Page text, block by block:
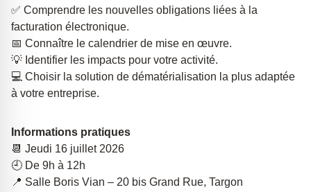
✅ Comprendre les nouvelles obligations liées à la
facturation électronique.
📅 Connaître le calendrier de mise en œuvre.
💡 Identifier les impacts pour votre activité.
💻 Choisir la solution de dématérialisation la plus adaptée
à votre entreprise.
Informations pratiques
📆 Jeudi 16 juillet 2026
🕘 De 9h à 12h
📍 Salle Boris Vian – 20 bis Grand Rue, Targon